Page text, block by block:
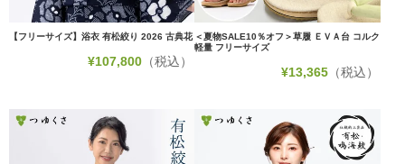
【フリーサイズ】浴衣 有松絞り 2026 古典花
¥107,800 （税込）
＜夏物SALE10％オフ＞草履 ＥＶＡ台 コルク
軽量 フリーサイズ
¥13,365（税込）